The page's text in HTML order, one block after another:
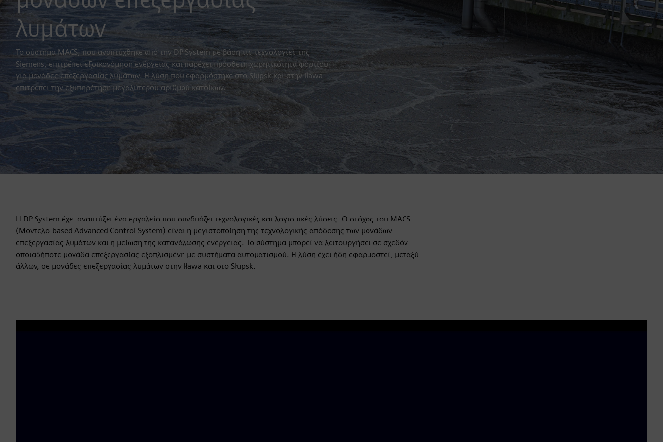
λυμάτων
Το σύστημα MACS, που αναπτύχθηκε από την DP System με βάση τις τεχνολογίες της
Siemens, επιτρέπει εξοικονόμηση ενέργειας και παρέχει πρόσθετη χωρητικότητα φορτίου
για μονάδες επεξεργασίας λυμάτων. Η λύση που εφαρμόστηκε στο Słupsk και στην Iława
επιτρέπει την εξυπηρέτηση μεγαλύτερου αριθμού κατοίκων.
Η DP System έχει αναπτύξει ένα εργαλείο που συνδυάζει τεχνολογικές και λογισμικές λύσεις. Ο στόχος του MACS
(Μοντελο-based Advanced Control System) είναι η μεγιστοποίηση της τεχνολογικής απόδοσης των μονάδων
επεξεργασίας λυμάτων και η μείωση της κατανάλωσης ενέργειας. Το σύστημα μπορεί να λειτουργήσει σε σχεδόν
οποιαδήποτε μονάδα επεξεργασίας εξοπλισμένη με συστήματα αυτοματισμού. Η λύση έχει ήδη εφαρμοστεί, μεταξύ
άλλων, σε μονάδες επεξεργασίας λυμάτων στην Iława και στο Słupsk.